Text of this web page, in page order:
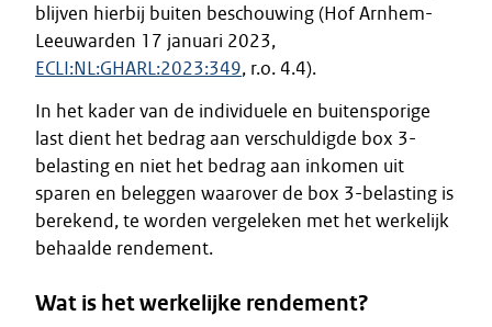
blijven hierbij buiten beschouwing (Hof Arnhem-
Leeuwarden 17 januari 2023,
ECLI:NL:GHARL:2023:349, r.o. 4.4).
In het kader van de individuele en buitensporige
last dient het bedrag aan verschuldigde box 3-
belasting en niet het bedrag aan inkomen uit
sparen en beleggen waarover de box 3-belasting is
berekend, te worden vergeleken met het werkelijk
behaalde rendement.
Wat is het werkelijke rendement?